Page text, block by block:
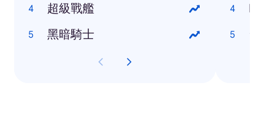
超級戰艦
黑暗騎士
台